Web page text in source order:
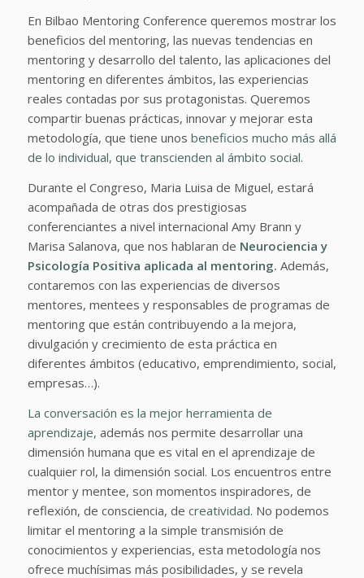
En Bilbao Mentoring Conference queremos mostrar los
beneficios del mentoring, las nuevas tendencias en
mentoring y desarrollo del talento, las aplicaciones del
mentoring en diferentes ámbitos, las experiencias
reales contadas por sus protagonistas. Queremos
compartir buenas prácticas, innovar y mejorar esta
metodología, que tiene unos beneficios mucho más allá
de lo individual, que transcienden al ámbito social.
Durante el Congreso, Maria Luisa de Miguel, estará
acompañada de otras dos prestigiosas
conferenciantes a nivel internacional Amy Brann y
Marisa Salanova, que nos hablaran de Neurociencia y
Psicología Positiva aplicada al mentoring. Además,
contaremos con las experiencias de diversos
mentores, mentees y responsables de programas de
mentoring que están contribuyendo a la mejora,
divulgación y crecimiento de esta práctica en
diferentes ámbitos (educativo, emprendimiento, social,
empresas…).
La conversación es la mejor herramienta de
aprendizaje, además nos permite desarrollar una
dimensión humana que es vital en el aprendizaje de
cualquier rol, la dimensión social. Los encuentros entre
mentor y mentee, son momentos inspiradores, de
reflexión, de consciencia, de creatividad. No podemos
limitar el mentoring a la simple transmisión de
conocimientos y experiencias, esta metodología nos
ofrece muchísimas más posibilidades, y se revela